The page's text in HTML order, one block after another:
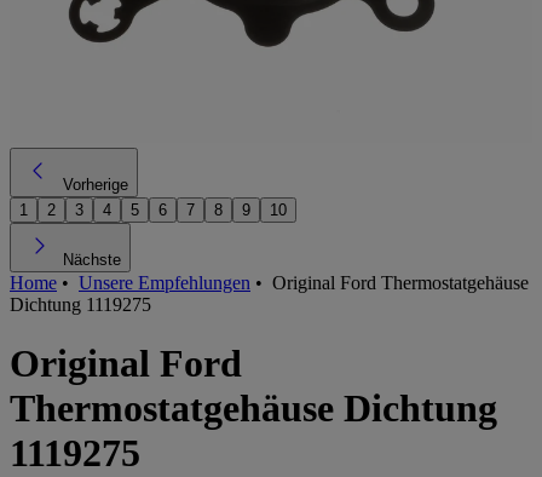
Vorherige
1
2 3 4 5 6 7 8 9 10
Nächste
Home • Unsere Empfehlungen • Original Ford Thermostatgehäuse
Dichtung 1119275
Original Ford
Thermostatgehäuse Dichtung
1119275